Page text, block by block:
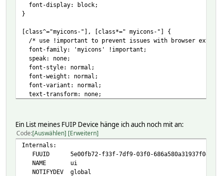
font-display: block;
}
[class^="myicons-"], [class*=" myicons-"] {
/* use !important to prevent issues with browser
font-family: 'myicons' !important;
speak: none;
font-style: normal;
font-weight: normal;
font-variant: normal;
text-transform: none;
-webkit-font-smoothing: antialiased;
-moz-osx-font-smoothing: grayscale;
}
.myicons-arrow-up:before {
content: "\ea32";
Ein List meines FUIP Device hänge ich auch noch mit an:
Code Auswählen Erweitern
Internals:
FUUID 5e00fb72-f33f-7df9-03f0-686a580a31937f0d
NAME ui
NOTIFYDEV global